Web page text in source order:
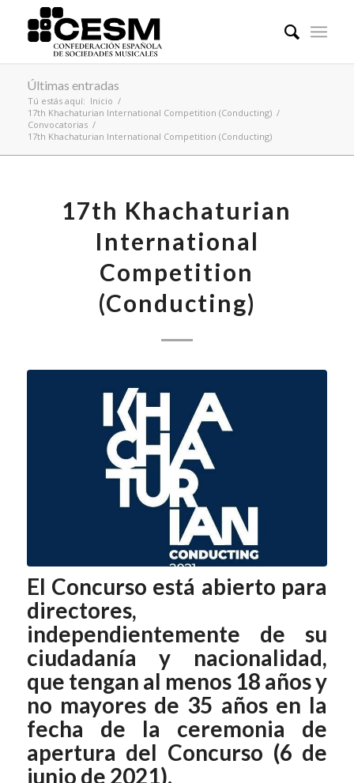
Últimas entradas
Tú estás aquí: Inicio /
17th Khachaturian International Competition (Conducting) /
Convocatorias /
17th Khachaturian International Competition (Conducting)
17th Khachaturian
International
Competition
(Conducting)
El Concurso está abierto para
directores,
independientemente de su
ciudadanía y nacionalidad,
que tengan al menos 18 años y
no mayores de 35 años en la
fecha de la ceremonia de
apertura del Concurso (6 de
junio de 2021).